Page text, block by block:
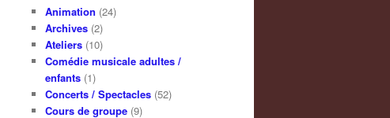
Animation (24)
Archives (2)
Ateliers (10)
Comédie musicale adultes /
enfants (1)
Concerts / Spectacles (52)
Cours de groupe (9)